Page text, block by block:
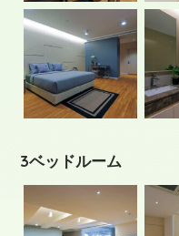
3ベッドルーム